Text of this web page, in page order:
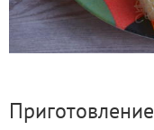
Приготовление